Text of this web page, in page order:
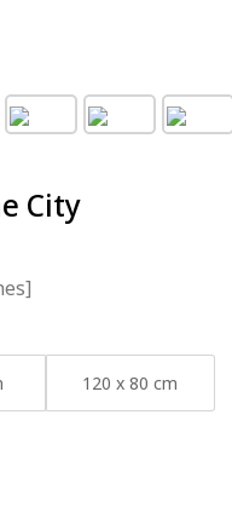
City
120 x 80 cm